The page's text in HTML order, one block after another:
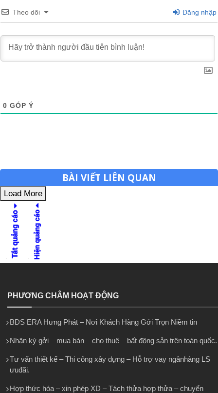
Theo dõi Đăng nhập
0 GÓP Ý
BÀI VIẾT LIÊN QUAN
Load More
PHƯƠNG CHÂM HOẠT ĐỘNG
BĐS ERA Hưng Phát – Nơi Khách Hàng Gởi Trọn Niềm tin
Nhận ký gởi – mua bán – cho thuê – bất động sản trên toàn quốc.
Tư vấn thiết kế – Thi công xây dựng – Hỗ trợ vay ngânhàng LS
ưuđãi.
Hợp thức hóa – xin phép XD – Tách thửa hợp thửa – chuyển